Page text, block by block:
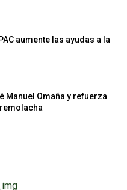
aumente las ayudas a la
Omaña y refuerza